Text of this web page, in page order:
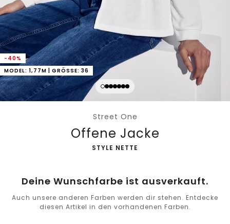
-40%
MODEL: 1,77M | GRÖSSE: 36
Street One
Offene Jacke
-
STYLE NETTE
Deine Wunschfarbe ist ausverkauft.
Auch unsere anderen Farben werden dir stehen. Entdecke
diesen Artikel in den vorhandenen Farben.